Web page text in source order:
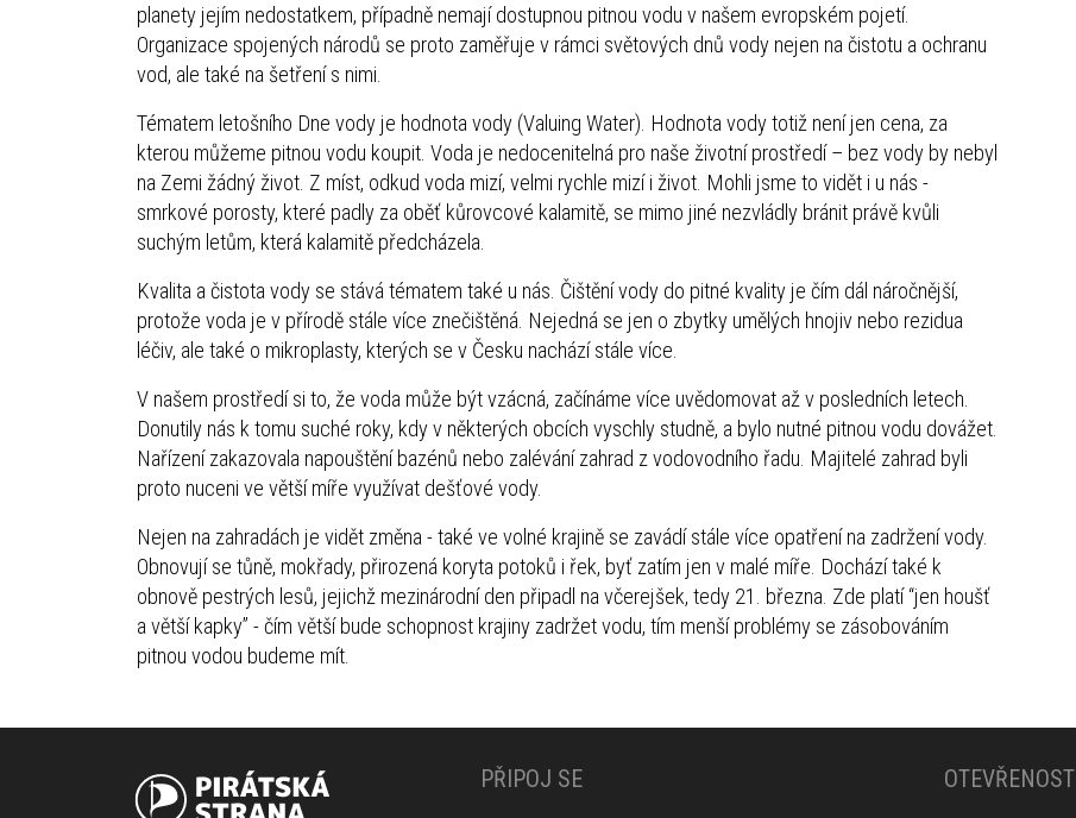
planety jejím nedostatkem, případně nemají dostupnou pitnou vodu v našem evropském pojetí.
Organizace spojených národů se proto zaměřuje v rámci světových dnů vody nejen na čistotu a ochranu
vod, ale také na šetření s nimi.
Tématem letošního Dne vody je hodnota vody (Valuing Water). Hodnota vody totiž není jen cena, za
kterou můžeme pitnou vodu koupit. Voda je nedocenitelná pro naše životní prostředí – bez vody by nebyl
na Zemi žádný život. Z míst, odkud voda mizí, velmi rychle mizí i život. Mohli jsme to vidět i u nás -
smrkové porosty, které padly za oběť kůrovcové kalamitě, se mimo jiné nezvládly bránit právě kvůli
suchým letům, která kalamitě předcházela.
Kvalita a čistota vody se stává tématem také u nás. Čištění vody do pitné kvality je čím dál náročnější,
protože voda je v přírodě stále více znečištěná. Nejedná se jen o zbytky umělých hnojiv nebo rezidua
léčiv, ale také o mikroplasty, kterých se v Česku nachází stále více.
V našem prostředí si to, že voda může být vzácná, začínáme více uvědomovat až v posledních letech.
Donutily nás k tomu suché roky, kdy v některých obcích vyschly studně, a bylo nutné pitnou vodu dovážet.
Nařízení zakazovala napouštění bazénů nebo zalévání zahrad z vodovodního řadu. Majitelé zahrad byli
proto nuceni ve větší míře využívat dešťové vody.
Nejen na zahradách je vidět změna - také ve volné krajině se zavádí stále více opatření na zadržení vody.
Obnovují se tůně, mokřady, přirozená koryta potoků i řek, byť zatím jen v malé míře. Dochází také k
obnově pestrých lesů, jejichž mezinárodní den připadl na včerejšek, tedy 21. března. Zde platí “jen houšť
a větší kapky” - čím větší bude schopnost krajiny zadržet vodu, tím menší problémy se zásobováním
pitnou vodou budeme mít.
PŘIPOJ SE OTEVŘENOST